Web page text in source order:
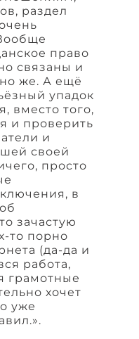
раздел
право
связаны и
же. А ещё
упадок
вместо того,
и проверить
и
своей
просто
в
зачастую
то порно
(да-да и
работа,
грамотные
хочет
уже